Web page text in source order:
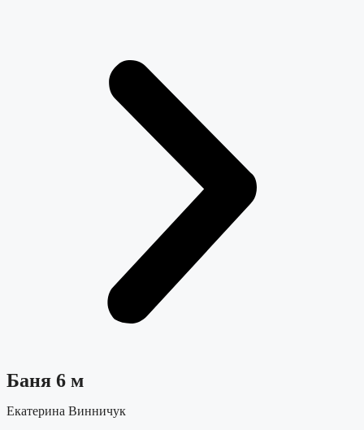
Баня 6 м
Екатерина Винничук